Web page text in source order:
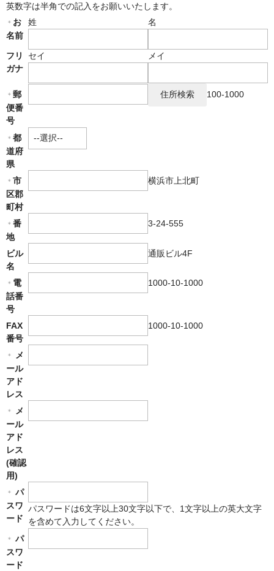
カワサキオフロードエントリーショップ
PAS【電動自転車】
YPJシリーズ
中古車情報
修理・車検
部品・用品
ETC ETC2.0
WEBSTORE
お問い合わせ
英数字は半角での記入をお願いいたします。
＊ お
名前
姓 名
フリ
ガナ
セイ メイ
＊ 郵
便番
号
100-1000
＊ 都
道府
県
＊ 市
区郡
町村
横浜市上北町
＊ 番
地
3-24-555
ビル
名
通販ビル4F
＊ 電
話番
号
1000-10-1000
FAX
番号
1000-10-1000
＊
メ
ール
アド
レス
＊
メ
ール
アド
レス
(確認
用)
＊ パ
スワ
ード
パスワードは6文字以上30文字以下で、1文字以上の英大文字
を含めて入力してください。
＊ パ
スワ
ード